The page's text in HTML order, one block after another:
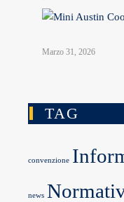
Marzo 31, 2026
TAG
convenzione
news